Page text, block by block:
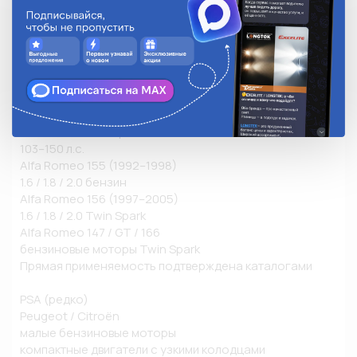
GY6: 125 / 150 cc
двигатели: 152QMI / 157QMJ
Применение на авто:
Alfa Romeo (основной авто-сегмент)
Alfa Romeo 145 / 146 (1994–2001)
1.4 / 1.6 / 1.8 Twin Spark
103–150 л.с.
Alfa Romeo 155 (1992–1998)
1.6 / 1.8 / 2.0 бензин
Alfa Romeo 156 (1997–2005)
1.6 / 1.8 / 2.0 Twin Spark
Alfa Romeo 147 / GT / 166
бензиновые моторы Twin Spark
Прямая применяемость подтверждена каталогами
PSA (редко)
Peugeot / Citroën
малые бензиновые моторы
компактные двигатели с узкими колодцами